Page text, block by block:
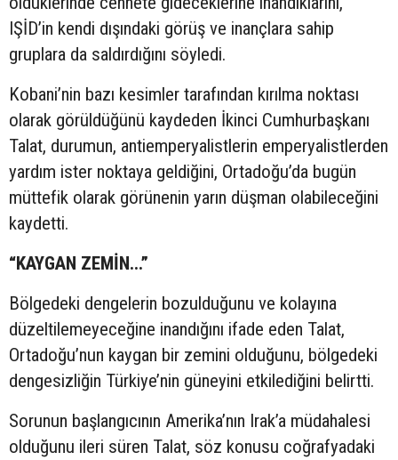
IŞİD’in kendi dışındaki görüş ve inançlara sahip
gruplara da saldırdığını söyledi.
Kobani’nin bazı kesimler tarafından kırılma noktası
olarak görüldüğünü kaydeden İkinci Cumhurbaşkanı
Talat, durumun, antiemperyalistlerin emperyalistlerden
yardım ister noktaya geldiğini, Ortadoğu’da bugün
müttefik olarak görünenin yarın düşman olabileceğini
kaydetti.
“KAYGAN ZEMİN...”
Bölgedeki dengelerin bozulduğunu ve kolayına
düzeltilemeyeceğine inandığını ifade eden Talat,
Ortadoğu’nun kaygan bir zemini olduğunu, bölgedeki
dengesizliğin Türkiye’nin güneyini etkilediğini belirtti.
Sorunun başlangıcının Amerika’nın Irak’a müdahalesi
olduğunu ileri süren Talat, söz konusu coğrafyadaki